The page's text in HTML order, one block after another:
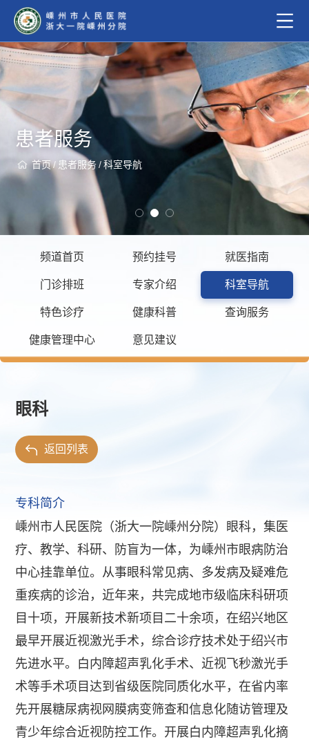
患者服务
首页/ 患者服务 / 科室导航
频道首页 预约挂号 就医指南
门诊排班 专家介绍 科室导航
特色诊疗 健康科普 查询服务
健康管理中心 意见建议
眼科
返回列表
专科简介
嵊州市人民医院（浙大一院嵊州分院）眼科，集医
疗、教学、科研、防盲为一体，为嵊州市眼病防治
中心挂靠单位。从事眼科常见病、多发病及疑难危
重疾病的诊治，近年来，共完成地市级临床科研项
目十项，开展新技术新项目二十余项，在绍兴地区
最早开展近视激光手术，综合诊疗技术处于绍兴市
先进水平。白内障超声乳化手术、近视飞秒激光手
术等手术项目达到省级医院同质化水平，在省内率
先开展糖尿病视网膜病变筛查和信息化随访管理及
青少年综合近视防控工作。开展白内障超声乳化摘